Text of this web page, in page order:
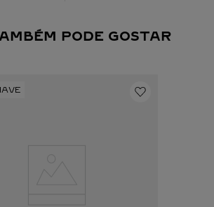
PODE GOSTAR